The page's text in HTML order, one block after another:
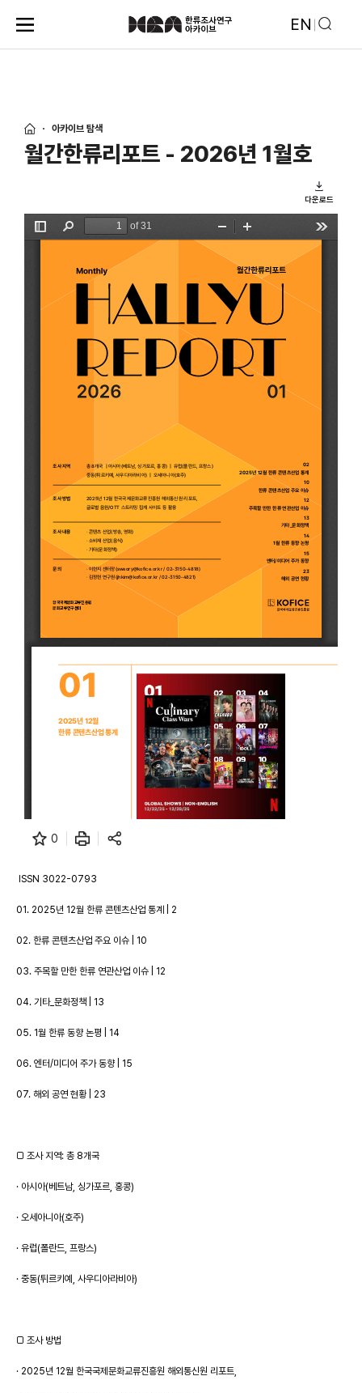
EN
아카이브 탐색
월간한류리포트 - 2026년 1월호
다운로드
0
ISSN 3022-0793
01. 2025년 12월 한류 콘텐츠산업 통계 | 2
02. 한류 콘텐츠산업 주요 이슈 | 10
03. 주목할 만한 한류 연관산업 이슈 | 12
04. 기타_문화정책 | 13
05. 1월 한류 동향 논평 | 14
06. 엔터/미디어 주가 동향 | 15
07. 해외 공연 현황 | 23
□ 조사 지역: 총 8개국
· 아시아(베트남, 싱가포르, 홍콩)
· 오세아니아(호주)
· 유럽(폴란드, 프랑스)
· 중동(튀르키예, 사우디아라비아)
□ 조사 방법
· 2025년 12월 한국국제문화교류진흥원 해외통신원 리포트,